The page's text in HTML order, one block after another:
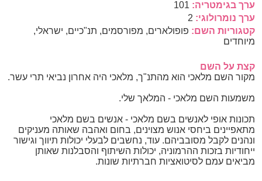
ערך בגימטריה: 101
ערך נומרולוגי: 2
קטגוריות השם: פופולארים, מפורסמים, תנ"כיים, ישראלי,
מיוחדים
קצת על השם
מקור השם מלאכי הוא מהתנ"ך, מלאכי היה אחרון נביאי תרי עשר.
משמעות השם מלאכי - המלאך שלי.
תכונות אופי לאנשים בשם מלאכי - אנשים בשם מלאכי
מתאפיינים ביחסי אנוש מצוינים, בחום ואהבה שאותה מעניקים
ונהנים לקבל מסובביהם. עוד, נחשבים לבעלי יכולות תיווך וגישור
ייחודיות בזכות ההרמוניה, יכולות השיתוף והסבלנות שאותן
מביאים עמם לסיטואציות חברתיות שונות.